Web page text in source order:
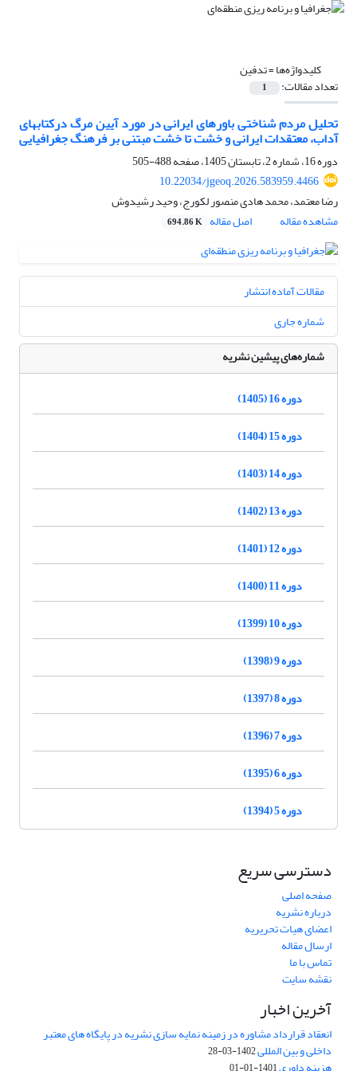
کلیدواژه‌ها =تدفین
تعداد مقالات: 1
تحلیل مردم شناختی باورهای ایرانی در مورد آیین مرگ درکتابهای
آداب، معتقدات ایرانی و خشت تا خشت مبتنی بر فرهنگ جغرافیایی
دوره 16، شماره 2، تابستان 1405، صفحه
488-505
10.22034/jgeoq.2026.583959.4466
رضا معتمد، محمد هادی منصور لکورج، وحید رشیدوش
مشاهده مقاله
اصل مقاله 694.86 K
مقالات آماده انتشار
شماره جاری
شماره‌های پیشین نشریه
دوره 16 (1405)
دوره 15 (1404)
دوره 14 (1403)
دوره 13 (1402)
دوره 12 (1401)
دوره 11 (1400)
دوره 10 (1399)
دوره 9 (1398)
دوره 8 (1397)
دوره 7 (1396)
دوره 6 (1395)
دوره 5 (1394)
دسترسی سریع
صفحه اصلی
درباره نشریه
اعضای هیات تحریریه
ارسال مقاله
تماس با ما
نقشه سایت
آخرین اخبار
انعقاد قرارداد مشاوره در زمینه نمایه سازی نشریه در پایگاه های معتبر
داخلی و بین المللی1402-03-28